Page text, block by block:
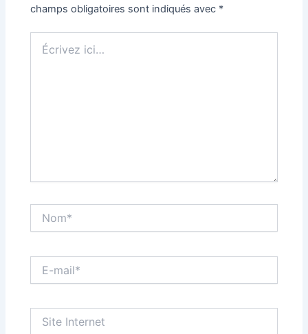
champs obligatoires sont indiqués avec *
ici…
mail*
Internet